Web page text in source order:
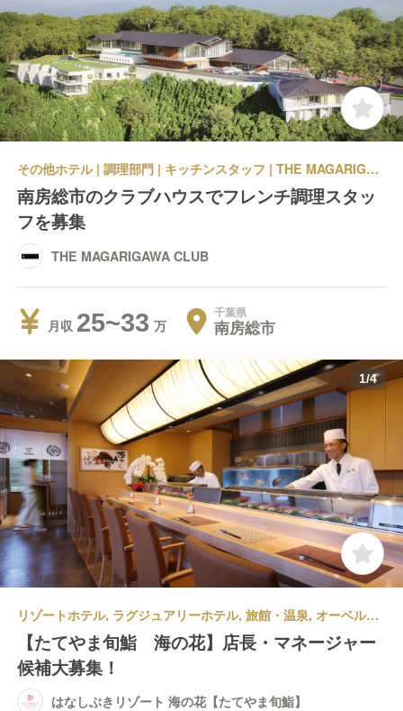
その他ホテル | 調理部門 | キッチンスタッフ | THE MAGARIGAWA CLUB
南房総市のクラブハウスでフレンチ調理スタッ
フを募集
THE MAGARIGAWA CLUB
月収 25~33 千葉県
南房総市
1/4
リゾートホテル, ラグジュアリーホテル, 旅館・温泉, オーベルジュ | 料飲部門 | 寿司・鮨 | マネージャー・管理職(料飲) | はなしぶきリゾート 海の花【たてやま旬鮨】
【たてやま旬鮨 海の花】店長・マネージャー
候補大募集！
はなしぶきリゾート 海の花【たてやま旬鮨】